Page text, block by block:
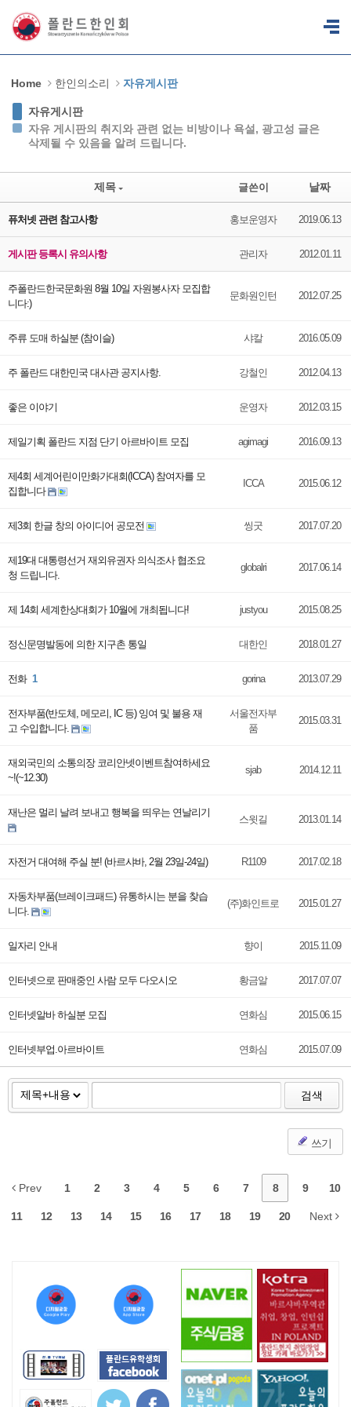
Home 한인의소리 자유게시판
자유게시판
자유 게시판의 취지와 관련 없는 비방이나 욕설, 광고성 글은
삭제될 수 있음을 알려 드립니다.
제목 글쓴이 날짜
퓨처넷 관련 참고사항 홍보운영자 2019.06.13
게시판 등록시 유의사항 관리자 2012.01.11
주폴란드한국문화원 8월 10일 자원봉사자 모집합
니다:)
문화원인턴 2012.07.25
주류 도매 하실분 (참이슬) 샤칼 2016.05.09
주 폴란드 대한민국 대사관 공지사항. 강철인 2012.04.13
좋은 이야기 운영자 2012.03.15
제일기획 폴란드 지점 단기 아르바이트 모집 agimagi 2016.09.13
제4회 세계어린이만화가대회(ICCA) 참여자를 모
집합니다
ICCA 2015.06.12
제3회 한글 창의 아이디어 공모전 씽굿 2017.07.20
제19대 대통령선거 재외유권자 의식조사 협조요
청 드립니다.
globalri 2017.06.14
제 14회 세계한상대회가 10월에 개최됩니다! justyou 2015.08.25
정신문명발동에 의한 지구촌 통일 대한인 2018.01.27
전화 1 gorina 2013.07.29
전자부품(반도체, 메모리, IC 등) 잉여 및 불용 재
고 수입합니다.
서울전자부
품
2015.03.31
재외국민의 소통의장 코리안넷이벤트참여하세요
~!(~12.30)
sjab 2014.12.11
재난은 멀리 날려 보내고 행복을 띄우는 연날리기
스윗길 2013.01.14
자전거 대여해 주실 분! (바르샤바, 2월 23일-24일) R1109 2017.02.18
자동차부품(브레이크패드) 유통하시는 분을 찾습
니다.
(주)화인트로 2015.01.27
일자리 안내 향이 2015.11.09
인터넷으로 판매중인 사람 모두 다오시오 황금알 2017.07.07
인터넷알바 하실분 모집 연화심 2015.06.15
인터넷부업.아르바이트 연화심 2015.07.09
검색
쓰기
Prev 1 2 3 4 5 6 7 8 9 10
11 12 13 14 15 16 17 18 19 20 Next